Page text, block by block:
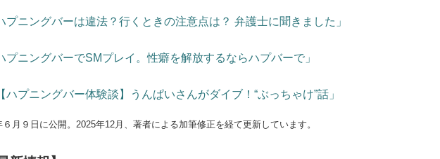
プニングバーは違法？行くときの注意点は？ 弁護士に聞きました」
プニングバーでSMプレイ。性癖を解放するならハプバーで」
ハプニングバー体験談】うんぱいさんがダイブ！“ぶっちゃけ”話」
月９日に公開。2025年12月、著者による加筆修正を経て更新しています。